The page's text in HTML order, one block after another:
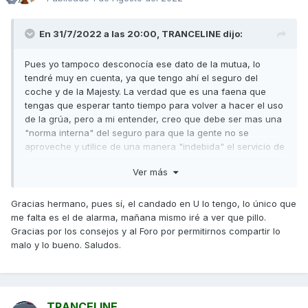
En 31/7/2022 a las 20:00, TRANCELINE dijo:
Pues yo tampoco desconocía ese dato de la mutua, lo
tendré muy en cuenta, ya que tengo ahí el seguro del
coche y de la Majesty. La verdad que es una faena que
tengas que esperar tanto tiempo para volver a hacer el uso
de la grúa, pero a mi entender, creo que debe ser mas una
"norma interna" del seguro para que la gente no se
aproveche y utilice de una manera "indebida" el servicio de
para no saturar dicho servicoi.
de robo que a vandalismo, es mas, incluso parece que
como no pudieron llevársela quisieron al menos llevarse la
"gasofa", (hay que ser rata y miserable, jajaja...), a mi
parecer entre el estropicio que hicieron y que no se
Ver más
Gracias hermano, pues sí, el candado en U lo tengo, lo único que
me falta es el de alarma, mañana mismo iré a ver que pillo.
Gracias por los consejos y al Foro por permitirnos compartir lo
malo y lo bueno. Saludos.